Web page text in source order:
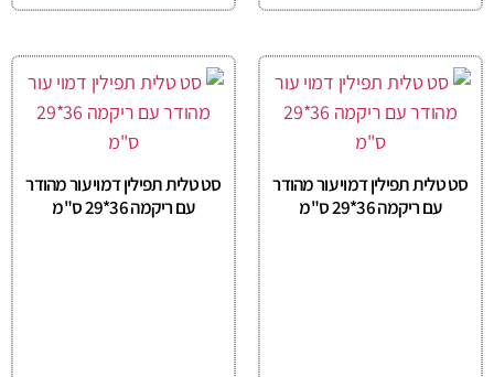
סט טלית תפילין דמוי עור מהודר
עם ריקמה 36*29 ס"מ
סט טלית תפילין דמוי עור מהודר
עם ריקמה 36*29 ס"מ